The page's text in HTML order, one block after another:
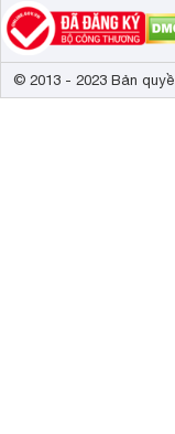
© 2013 - 2023 Bản